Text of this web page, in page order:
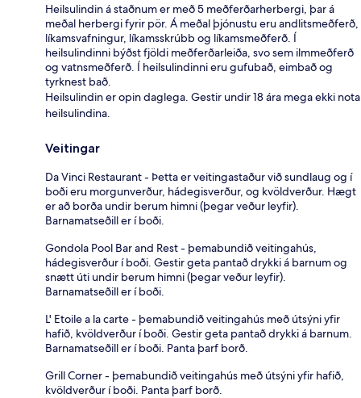
Heilsulindin á staðnum er með 5 meðferðarherbergi, þar á
meðal herbergi fyrir pör. Á meðal þjónustu eru andlitsmeðferð,
líkamsvafningur, líkamsskrúbb og líkamsmeðferð. Í
heilsulindinni býðst fjöldi meðferðarleiða, svo sem ilmmeðferð
og vatnsmeðferð. Í heilsulindinni eru gufubað, eimbað og
tyrknest bað.
Heilsulindin er opin daglega. Gestir undir 18 ára mega ekki nota
heilsulindina.
Veitingar
Da Vinci Restaurant - Þetta er veitingastaður við sundlaug og í
boði eru morgunverður, hádegisverður, og kvöldverður. Hægt
er að borða undir berum himni (þegar veður leyfir).
Barnamatseðill er í boði.
Gondola Pool Bar and Rest - þemabundið veitingahús,
hádegisverður í boði. Gestir geta pantað drykki á barnum og
snætt úti undir berum himni (þegar veður leyfir).
Barnamatseðill er í boði.
L' Etoile a la carte - þemabundið veitingahús með útsýni yfir
hafið, kvöldverður í boði. Gestir geta pantað drykki á barnum.
Barnamatseðill er í boði. Panta þarf borð.
Grill Corner - þemabundið veitingahús með útsýni yfir hafið,
kvöldverður í boði. Panta þarf borð.